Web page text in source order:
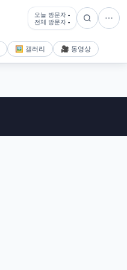
오늘 방문자 -
전체 방문자 -
🖼️ 갤러리 🎥 동영상